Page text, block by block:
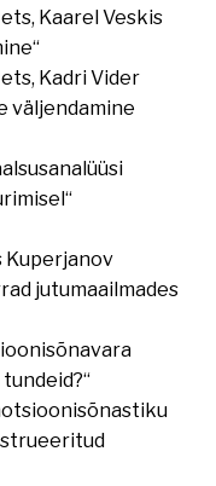
Kaarel Veskis
Kadri Vider
väljendamine
Kuperjanov
jutumaailmades